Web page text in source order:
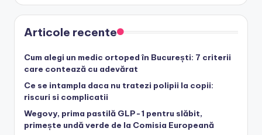
Articole recente
Cum alegi un medic ortoped în București: 7 criterii
care contează cu adevărat
Ce se intampla daca nu tratezi polipii la copii:
riscuri si complicatii
Wegovy, prima pastilă GLP-1 pentru slăbit,
primește undă verde de la Comisia Europeană